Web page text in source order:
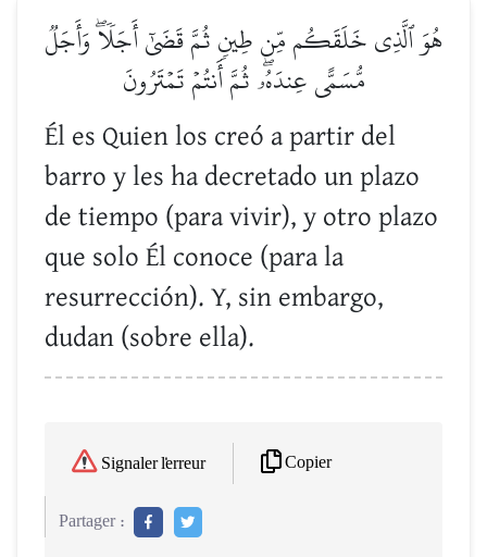
هُوَ ٱلَّذِي خَلَقَكُم مِّن طِينٖ ثُمَّ قَضَىٰٓ أَجَلٗاۖ وَأَجَلٞ
مُّسَمًّى عِندَهُۥۖ ثُمَّ أَنتُمۡ تَمۡتَرُونَ
Él es Quien los creó a partir del
barro y les ha decretado un plazo
de tiempo (para vivir), y otro plazo
que solo Él conoce (para la
resurrección). Y, sin embargo,
dudan (sobre ella).
Signaler l'erreur Copier
Partager :